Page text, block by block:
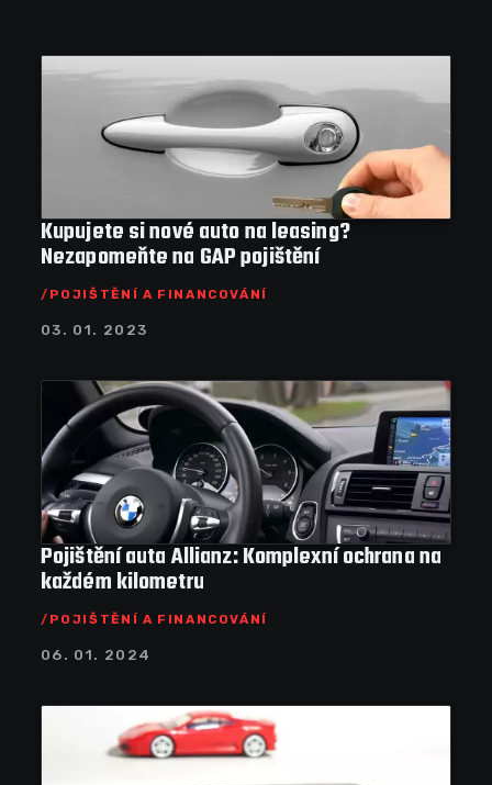
Kupujete si nové auto na leasing?
Nezapomeňte na GAP pojištění
POJIŠTĚNÍ A FINANCOVÁNÍ
03. 01. 2023
Pojištění auta Allianz: Komplexní ochrana na
každém kilometru
POJIŠTĚNÍ A FINANCOVÁNÍ
06. 01. 2024